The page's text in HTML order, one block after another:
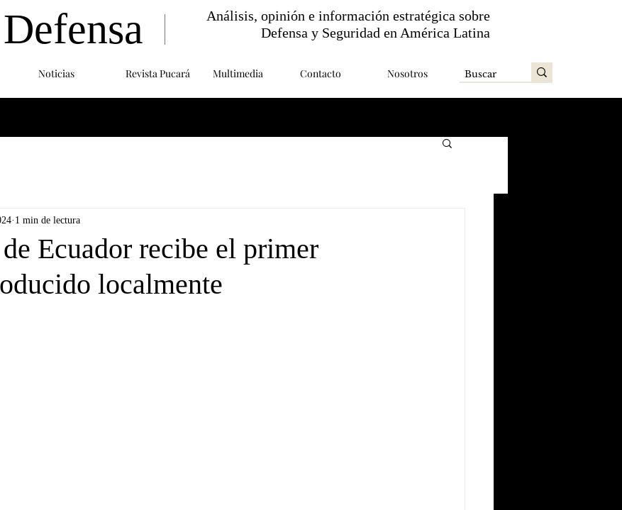
Noticias Revista Pucará Multimedia Contacto Nosotros
Análisis, opinión e información estratégica sobre
Defensa y Seguridad en América Latina
Ecuador recibe el primer
localmente
1 min de lectura